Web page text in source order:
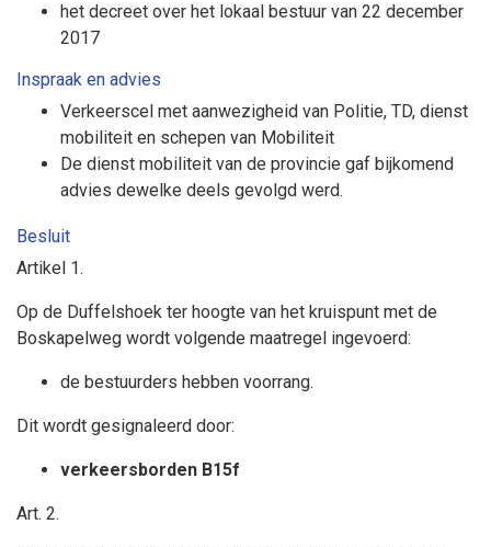
het decreet over het lokaal bestuur van 22 december
2017
Inspraak en advies
Verkeerscel met aanwezigheid van Politie, TD, dienst
mobiliteit en schepen van Mobiliteit
De dienst mobiliteit van de provincie gaf bijkomend
advies dewelke deels gevolgd werd.
Besluit
Artikel 1.
Op de Duffelshoek ter hoogte van het kruispunt met de
Boskapelweg wordt volgende maatregel ingevoerd:
de bestuurders hebben voorrang.
Dit wordt gesignaleerd door:
verkeersborden B15f
Art. 2.